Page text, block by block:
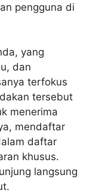
pengguna di
yang
dan
terfokus
tersebut
menerima
mendaftar
daftar
khusus.
langsung